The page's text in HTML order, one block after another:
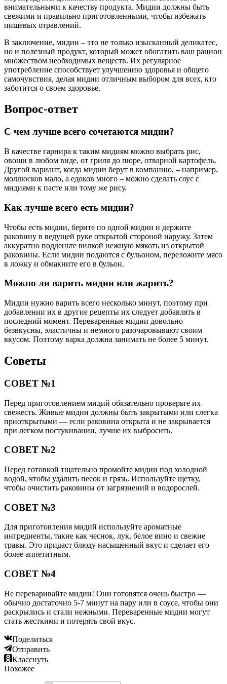
внимательными к качеству продукта. Мидии должны быть
свежими и правильно приготовленными, чтобы избежать
пищевых отравлений.
В заключение, мидии – это не только изысканный деликатес,
но и полезный продукт, который может обогатить ваш рацион
множеством необходимых веществ. Их регулярное
употребление способствует улучшению здоровья и общего
самочувствия, делая мидии отличным выбором для всех, кто
заботится о своем здоровье.
Вопрос-ответ
С чем лучше всего сочетаются мидии?
В качестве гарнира к таким мидиям можно выбрать рис,
овощи в любом виде, от гриля до пюре, отварной картофель.
Другой вариант, когда мидии берут в компанию, – например,
моллюсков мало, а едоков много – можно сделать соус с
мидиями к пасте или тому же рису.
Как лучше всего есть мидии?
Чтобы есть мидии, берите по одной мидии и держите
раковину в ведущей руке открытой стороной наружу. Затем
аккуратно подденьте вилкой нежную мякоть из открытой
раковины. Если мидии подаются с бульоном, переложите мясо
в ложку и обмакните его в бульон.
Можно ли варить мидии или жарить?
Мидии нужно варить всего несколько минут, поэтому при
добавлении их в другие рецепты их следует добавлять в
последний момент. Переваренные мидии довольно
безвкусны, эластичны и немного разочаровывают своим
вкусом. Поэтому варка должна занимать не более 5 минут.
Советы
СОВЕТ №1
Перед приготовлением мидий обязательно проверьте их
свежесть. Живые мидии должны быть закрытыми или слегка
приоткрытыми — если раковина открыта и не закрывается
при легком постукивании, лучше их выбросить.
СОВЕТ №2
Перед готовкой тщательно промойте мидии под холодной
водой, чтобы удалить песок и грязь. Используйте щетку,
чтобы очистить раковины от загрязнений и водорослей.
СОВЕТ №3
Для приготовления мидий используйте ароматные
ингредиенты, такие как чеснок, лук, белое вино и свежие
травы. Это придаст блюду насыщенный вкус и сделает его
более аппетитным.
СОВЕТ №4
Не переваривайте мидии! Они готовятся очень быстро —
обычно достаточно 5-7 минут на пару или в соусе, чтобы они
раскрылись и стали нежными. Переваренные мидии могут
стать жесткими и потерять свой вкус.
Поделиться
Отправить
Класснуть
Похожее